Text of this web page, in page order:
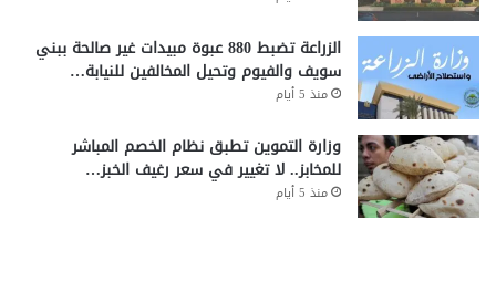
الزراعة تضبط 880 عبوة مبيدات غير صالحة ببني
سويف والفيوم وتحيل المخالفين للنيابة…
منذ 5 أيام
وزارة التموين تطبق نظام الخصم المباشر
للمخابز.. لا تغيير في سعر رغيف الخبز…
منذ 5 أيام